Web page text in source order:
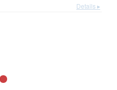
Details ▸